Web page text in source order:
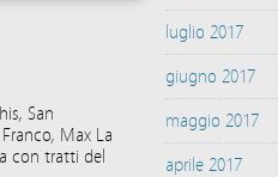
San
Max La
con tratti del
luglio 2017
giugno 2017
maggio 2017
aprile 2017